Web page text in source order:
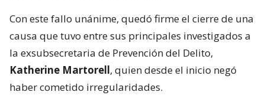
Con este fallo unánime, quedó firme el cierre de una
causa que tuvo entre sus principales investigados a
la exsubsecretaria de Prevención del Delito,
Katherine Martorell, quien desde el inicio negó
haber cometido irregularidades.